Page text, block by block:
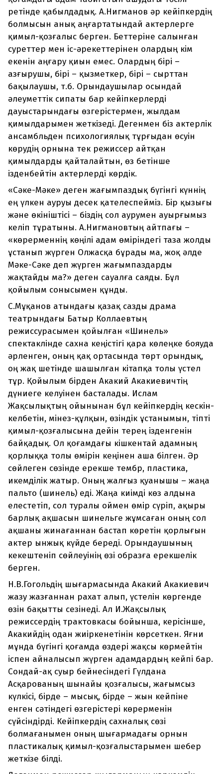
ретінде қабылдадық. А.Нигманов әр кейіпкердің
болмысын анық аңғартатындай актерлерге
қимыл-қозғалыс берген. Беттеріне салынған
суреттер мен іс-әрекеттерінен олардың кім
екенін аңғару қиын емес. Олардың бірі –
азғырушы, бірі – қызметкер, бірі – сырттан
бақылаушы, т.б. Орындаушылар осындай
әлеуметтік сипаты бар кейіпкерлерді
дауыстарындағы өзгерістермен, жылдам
қимылдарымен жеткізеді. Дегенмен біз актерлік
ансамбльден психологиялық тұрғыдан өсуін
көрудің орнына тек режиссер айтқан
қимылдарды қайталайтын, өз бетінше
ізденбейтін актерлерді көрдік.
«Сәке-Мәке» деген жағымпаздық бүгінгі күннің
ең үлкен ауруы десек қателеспейміз. Бір қызығы
және өкініштісі – біздің сол аурумен ауырғымыз
келіп тұратыны. А.Нигмановтың айтпағы –
«көрерменнің көңілі адам өміріндегі таза жолды
ұстанып жүрген Олжасқа бұрады ма, жоқ әлде
Мәке-Сәке деп жүрген жағымпаздарды
жақтайды ма?» деген сауалға саяды. Бұл
қойылым сонысымен құнды.
С.Мұқанов атындағы қазақ сазды драма
театрындағы Батыр Коллаевтың
режиссурасымен қойылған «Шинель»
спектаклінде сахна кеңістігі қара көлеңке бояуда
әрленген, оның қақ ортасында төрт орындық,
оң жақ шетінде шашылған кітапқа толы үстел
тұр. Қойылым бірден Акакий Акакиевичтің
дүниеге келуінен басталады. Ислам
Жақсылықтың ойынынан бұл кейіпкердің кескін-
келбетін, мінез-құлқын, өзіндік ұстанымын, тіпті
қимыл-қозғалысына дейін терең ізденгенін
байқадық. Ол қоғамдағы кішкентай адамның
қорлыққа толы өмірін кеңінен аша білген. Әр
сөйлеген сөзінде ерекше тембр, пластика,
икемділік жатыр. Оның жалғыз қуанышы – жаңа
пальто (шинель) еді. Жаңа киімді көз алдына
елестетіп, сол туралы оймен өмір сүріп, ақыры
барлық ақшасын шинельге жұмсаған оның сол
ақшаны жинағаннан бастап көретін қорлығын
актер ынжық күйде береді. Орындаушының
кекештеніп сөйлеуінің өзі образға ерекшелік
берген.
Н.В.Гогольдің шығармасында Акакий Акакиевич
жазу жазғаннан рахат алып, үстелін көргенде
өзін бақытты сезінеді. Ал И.Жақсылық
режиссердің трактовкасы бойынша, керісінше,
Акакийдің одан жиіркенетінін көрсеткен. Яғни
мұнда бүгінгі қоғамда өздері жақсы көрмейтін
іспен айналысып жүрген адамдардың кейпі бар.
Сондай-ақ суыр бейнесіндегі Гүлдана
Асқарованың шынайы қозғалысы, жағымсыз
күлкісі, бірде – мысық, бірде – жын кейпіне
енген сәтіндегі өзгерістері көрерменін
сүйсіндірді. Кейіпкердің сахналық сөзі
болмағанымен оның шығармадағы орнын
пластикалық қимыл-қозғалыстарымен шебер
жеткізе білді.